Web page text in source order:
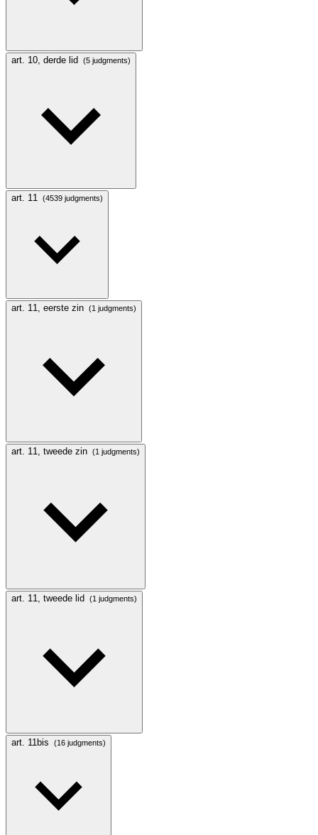
art. 10, derde lid (5 judgments)
art. 11 (4539 judgments)
art. 11, eerste zin (1 judgments)
art. 11, tweede zin (1 judgments)
art. 11, tweede lid (1 judgments)
art. 11bis (16 judgments)